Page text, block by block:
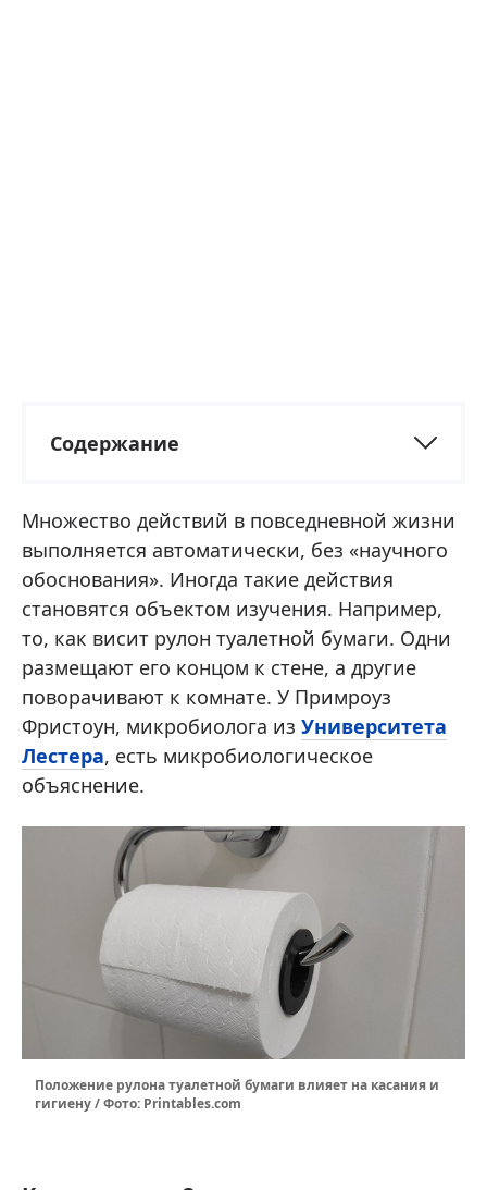
Содержание
Множество действий в повседневной жизни
выполняется автоматически, без «научного
обоснования». Иногда такие действия
становятся объектом изучения. Например,
то, как висит рулон туалетной бумаги. Одни
размещают его концом к стене, а другие
поворачивают к комнате. У Примроуз
Фристоун, микробиолога из Университета
Лестера, есть микробиологическое
объяснение.
Положение рулона туалетной бумаги влияет на касания и
гигиену / Фото: Printables.com